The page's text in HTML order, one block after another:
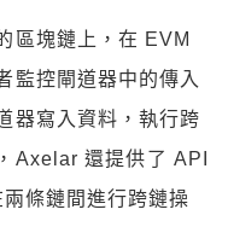
區塊鏈上，在 EVM
監控閘道器中的傳入
器寫入資料，執行跨
Axelar 還提供了 API
條鏈間進行跨鏈操